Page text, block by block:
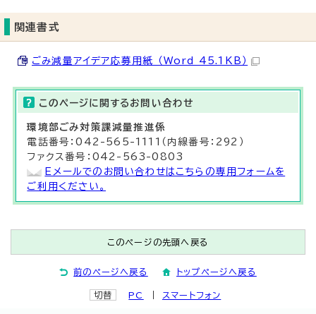
関連書式
ごみ減量アイデア応募用紙 （Word 45.1KB）
このページに関する お問い合わせ
環境部ごみ対策課減量推進係
電話番号：042-565-1111（内線番号：292）
ファクス番号：042-563-0803
Eメールでのお問い合わせはこちらの専用フォームを
ご利用ください。
このページの先頭へ戻る
前のページへ戻る トップページへ戻る
切替 PC スマートフォン